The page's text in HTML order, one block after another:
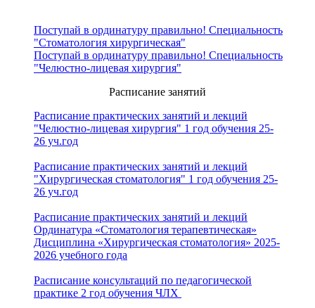
Поступай в ординатуру правильно! Специальность
"Стоматология хирургическая"
Поступай в ординатуру правильно! Специальность
"Челюстно-лицевая хирургия"
Расписание занятий
Расписание практических занятий и лекций
"Челюстно-лицевая хирургия" 1 год обучения 25-
26 уч.год
Расписание практических занятий и лекций
"Хирургическая стоматология" 1 год обучения 25-
26 уч.год
Расписание практических занятий и лекций
Ординатура «Стоматология терапевтическая»
Дисциплина «Хирургическая стоматология» 2025-
2026 учебного года
Расписание консультаций по педагогической
практике 2 год обучения ЧЛХ